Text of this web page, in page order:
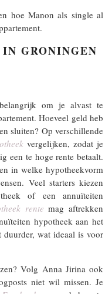
hoe Manon als single al
GRONINGEN
om je alvast te
Hoeveel geld heb
sluiten? Op verschillende
vergelijken, zodat je
een te hoge rente betaalt.
in welke hypotheekvorm
Veel starters kiezen
of een annuïteiten
rente mag aftrekken
hypotheek aan het
wat ideaal is voor
Volg Anna Jirina ook
niet wil missen. Je